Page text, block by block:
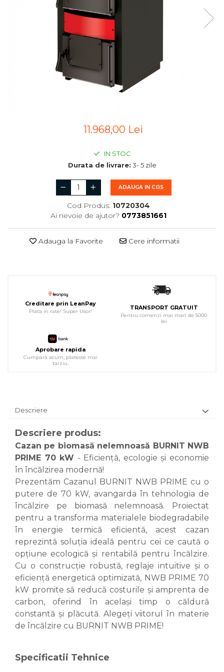
11.968,00 Lei
IN STOC
Durata de livrare: 3- 5 zile
ADAUGA IN COS
Cod Produs: 10720304
Ai nevoie de ajutor? 0773851661
Adauga la Favorite Cere informatii
Creditare prin LeanPay
Plata in rate! Super Usor!
TRANSPORT GRATUIT
Pentru comenzi mai mari de 5000
lei
Aprobare rapida
Cumpara acum, plateste mai
tarziu.
Descriere
Descriere produs:
Cazan pe biomasă nelemnoasă BURNIT NWB
PRIME 70 kW - Eficiență, ecologie și economie
în încălzirea modernă!
Prezentăm Cazanul BURNIT NWB PRIME cu o
putere de 70 kW, avangarda în tehnologia de
încălzire pe biomasă nelemnoasă. Proiectat
pentru a transforma materialele biodegradabile
în energie termică eficientă, acest cazan
reprezintă soluția ideală pentru cei ce caută o
opțiune ecologică și rentabilă pentru încălzire.
Cu o construcție robustă, reglaje intuitive și o
eficiență energetică optimizată, NWB PRIME 70
kW promite să reducă costurile și amprenta de
carbon, oferind în același timp o căldură
constantă și plăcută. Alegeți viitorul în materie
de încălzire cu BURNIT NWB PRIME!
Specificatii Tehnice